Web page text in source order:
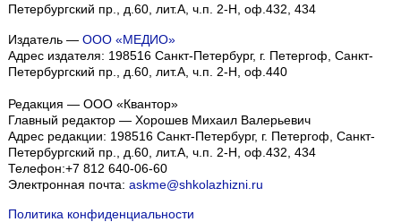
Петербургский пр., д.60, лит.А, ч.п. 2-Н, оф.432, 434
Издатель — ООО «МЕДИО»
Адрес издателя: 198516 Санкт-Петербург, г. Петергоф, Санкт-
Петербургский пр., д.60, лит.А, ч.п. 2-Н, оф.440
Редакция — ООО «Квантор»
Главный редактор — Хорошев Михаил Валерьевич
Адрес редакции: 198516 Санкт-Петербург, г. Петергоф Санкт-
Петербургский пр., д.60, лит.А, ч.п. 2-Н, оф.432, 434
Телефон:+7 812 640-06-60
Электронная почта: askme@shkolazhizni.ru
Политика конфиденциальности